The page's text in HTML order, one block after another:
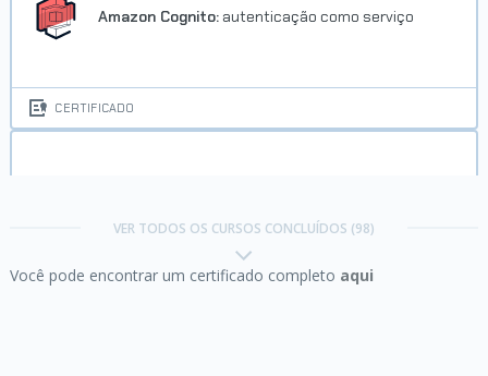
Amazon Cognito: autenticação como serviço
CERTIFICADO
VER TODOS OS CURSOS CONCLUÍDOS (98)
Você pode encontrar um certificado completo aqui